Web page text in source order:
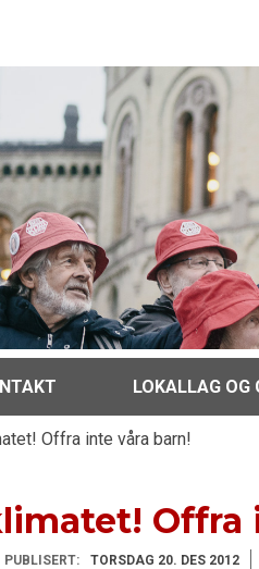
LOKALLAG OG
Offra inte våra barn!
Offra
PUBLISERT: TORSDAG 20. DES 2012